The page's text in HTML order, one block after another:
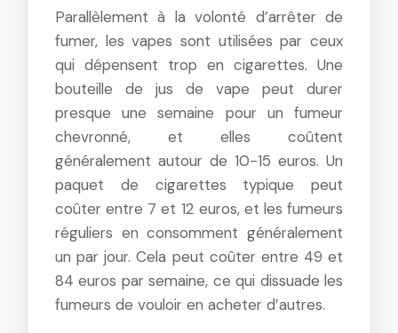
Parallèlement à la volonté d’arrêter de
fumer, les vapes sont utilisées par ceux
qui dépensent trop en cigarettes. Une
bouteille de jus de vape peut durer
presque une semaine pour un fumeur
chevronné, et elles coûtent
généralement autour de 10-15 euros. Un
paquet de cigarettes typique peut
coûter entre 7 et 12 euros, et les fumeurs
réguliers en consomment généralement
un par jour. Cela peut coûter entre 49 et
84 euros par semaine, ce qui dissuade les
fumeurs de vouloir en acheter d’autres.